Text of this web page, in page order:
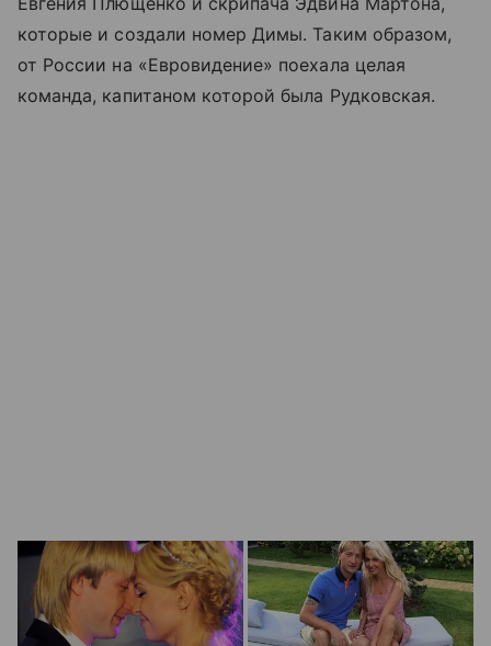
которые и создали номер Димы. Таким образом,
от России на «Евровидение» поехала целая
команда, капитаном которой была Рудковская.